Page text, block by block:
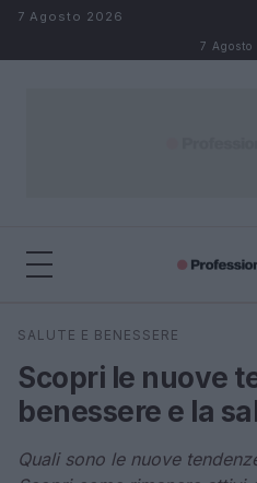
Salta al contenuto
7 Agosto 2026
7 Agosto
Cerca
SALUTE E BENESSERE
Scopri le nuove
benessere e la
Quali sono le nuove